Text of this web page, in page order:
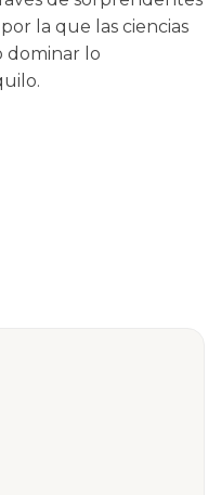
la que las ciencias
dominar lo